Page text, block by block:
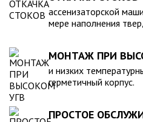
компанией, произведена в
действующими стандартами и
экологическом отношении.
ассенизаторской
мере наполнения
МОНТАЖ ПРИ
и низких
герметичный корпус.
ПРОСТОЕ